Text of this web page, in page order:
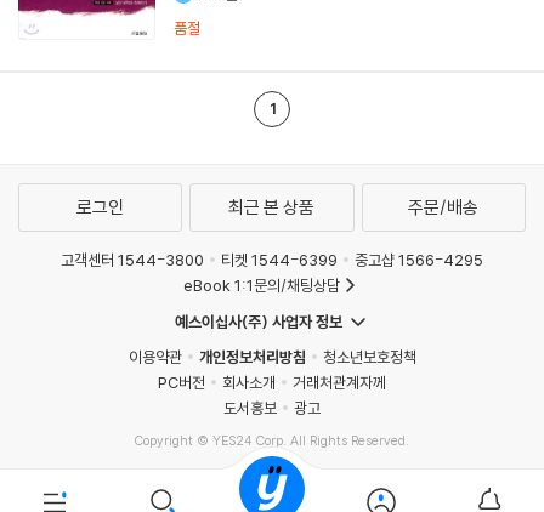
품절
1
로그인 최근 본 상품 주문/배송
고객센터 1544-3800 티켓 1544-6399
중고샵 1566-4295
eBook 1:1문의/채팅상담
예스이십사(주) 사업자 정보
이용약관
개인정보처리방침
청소년보호정책
PC버전
회사소개
거래처관계자께
도서홍보
광고
Copyright © YES24 Corp. All Rights Reserved.